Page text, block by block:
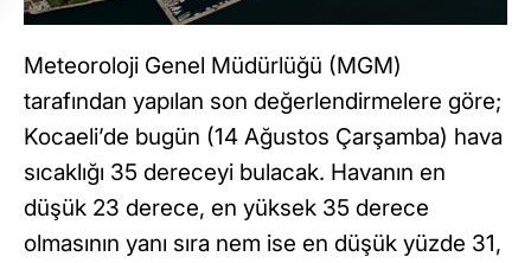
Meteoroloji Genel Müdürlüğü (MGM)
tarafından yapılan son değerlendirmelere göre;
Kocaeli’de bugün (14 Ağustos Çarşamba) hava
sıcaklığı 35 dereceyi bulacak. Havanın en
düşük 23 derece, en yüksek 35 derece
olmasının yanı sıra nem ise en düşük yüzde 31,